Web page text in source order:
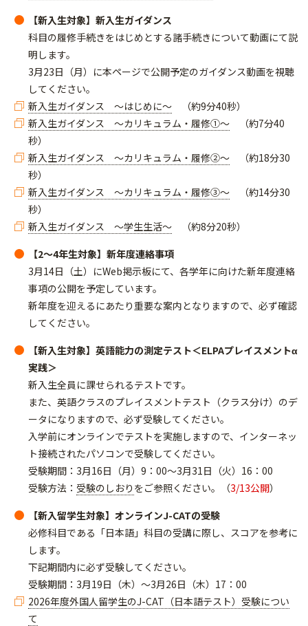
【新入生対象】新入生ガイダンス
科目の履修手続きをはじめとする諸手続きについて動画にて説
明します。
3月23日（月）に本ページで公開予定のガイダンス動画を視聴
してください。
新入生ガイダンス ～はじめに～ （約9分40秒）
新入生ガイダンス ～カリキュラム・履修①～ （約7分40
秒）
新入生ガイダンス ～カリキュラム・履修②～ （約18分30
秒）
新入生ガイダンス ～カリキュラム・履修③～ （約14分30
秒）
新入生ガイダンス ～学生生活～ （約8分20秒）
【2～4年生対象】新年度連絡事項
3月14日（土）にWeb掲示板にて、各学年に向けた新年度連絡
事項の公開を予定しています。
新年度を迎えるにあたり重要な案内となりますので、必ず確認
してください。
【新入生対象】英語能力の測定テスト＜ELPAプレイスメントα
実践＞
新入生全員に課せられるテストです。
また、英語クラスのプレイスメントテスト（クラス分け）のデ
ータになりますので、必ず受験してください。
入学前にオンラインでテストを実施しますので、インターネッ
ト接続されたパソコンで受験してください。
受験期間：3月16日（月）9：00～3月31日（火）16：00
受験方法： 受験のしおり をご参照ください。（3/13公開）
【新入留学生対象】オンラインJ-CATの受験
必修科目である「日本語」科目の受講に際し、スコアを参考に
します。
下記期間内に必ず受験してください。
受験期間：3月19日（木）～3月26日（木）17：00
2026年度外国人留学生のJ-CAT（日本語テスト）受験につい
て